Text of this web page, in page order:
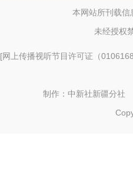
本网站所刊载信
未经授权
[网上传播视听节目许可证（
制作：中新社新疆分